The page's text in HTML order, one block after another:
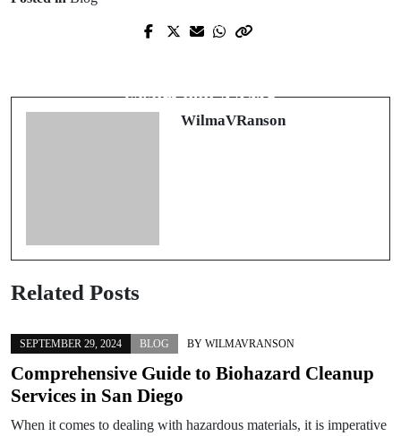
Prev Post
Rewards
casino non AAMS
WilmaVRanson
Related Posts
SEPTEMBER 29, 2024 BLOG BY WILMAVRANSON
Comprehensive Guide to Biohazard Cleanup
Services in San Diego
When it comes to dealing with hazardous materials, it is imperative